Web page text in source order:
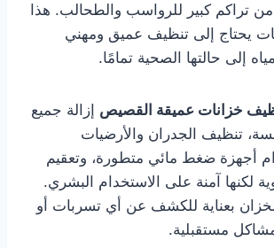
تراكم كبير للرواسب والطحالب. هذا
يحتاج إلى تنظيف عميق ومهني
إلى حالتها الصحية تمامًا.
خزانات عميقة القصيص إزالة جميع
تنظيف الجدران والأرضيات
أجهزة ضغط مائي متطورة، وتعقيم
لكنها آمنة على الاستخدام البشري.
بعناية للكشف عن أي تسربات أو
مستقبلية.